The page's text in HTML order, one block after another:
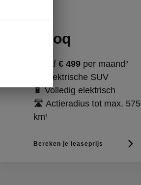
Elroq
Vanaf€ 499 per maand²
🚗 Elektrische SUV
🔋 Volledig elektrisch
🛣️ Actieradius tot max. 575
km¹
Bereken je leaseprijs